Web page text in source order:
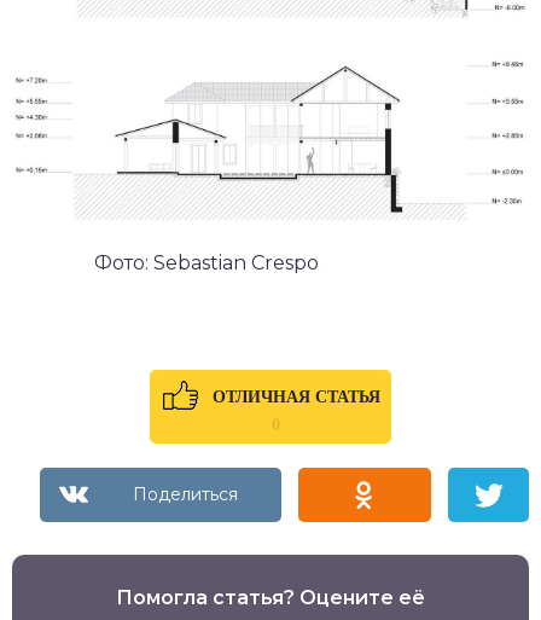
Фото: Sebastian Crespo
ОТЛИЧНАЯ СТАТЬЯ
0
Помогла статья? Оцените её